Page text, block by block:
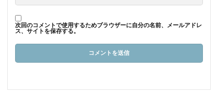
次回のコメントで使用するためブラウザーに自分の名前、メールアドレ
ス、サイトを保存する。